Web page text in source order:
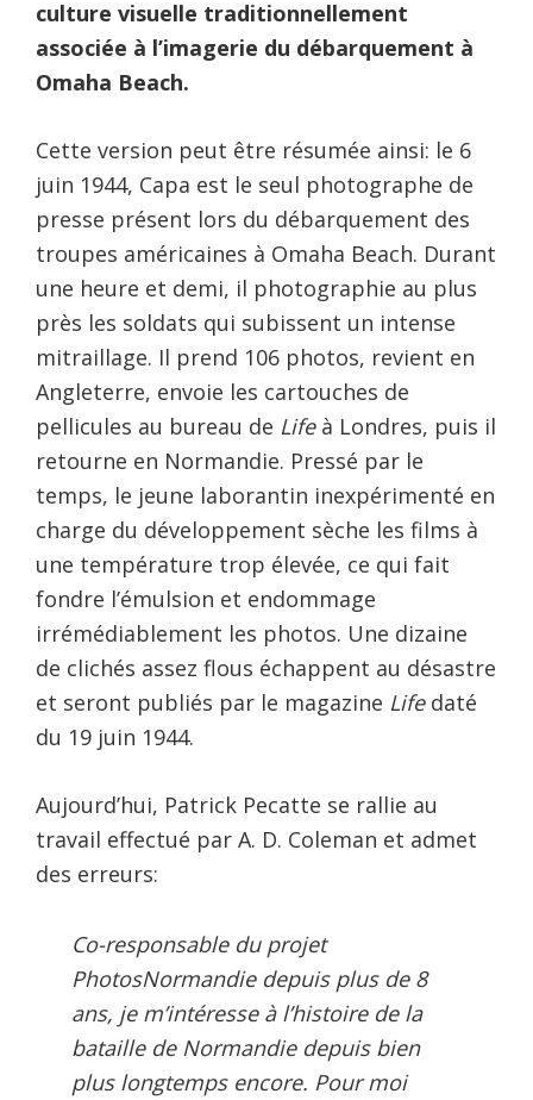
culture visuelle traditionnellement
associée à l’imagerie du débarquement à
Omaha Beach.
Cette version peut être résumée ainsi: le 6
juin 1944, Capa est le seul photographe de
presse présent lors du débarquement des
troupes américaines à Omaha Beach. Durant
une heure et demi, il photographie au plus
près les soldats qui subissent un intense
mitraillage. Il prend 106 photos, revient en
Angleterre, envoie les cartouches de
pellicules au bureau de Lifeà Londres, puis il
retourne en Normandie. Pressé par le
temps, le jeune laborantin inexpérimenté en
charge du développement sèche les films à
une température trop élevée, ce qui fait
fondre l’émulsion et endommage
irrémédiablement les photos. Une dizaine
de clichés assez flous échappent au désastre
et seront publiés par le magazine Lifedaté
du 19 juin 1944.
Aujourd’hui, Patrick Pecatte se rallie au
travail effectué par A. D. Coleman et admet
des erreurs:
Co-responsable du projet
PhotosNormandie depuis plus de 8
ans, je m’intéresse à l’histoire de la
bataille de Normandie depuis bien
plus longtemps encore. Pour moi